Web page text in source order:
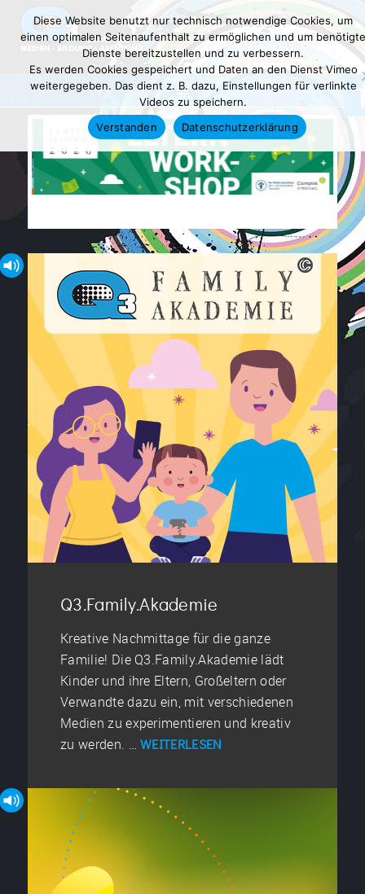
Q3.Family.Akademie
Kreative Nachmittage für die ganze
Familie! Die Q3.Family.Akademie lädt
Kinder und ihre Eltern, Großeltern oder
Verwandte dazu ein, mit verschiedenen
Medien zu experimentieren und kreativ
zu werden. …WEITERLESEN
Diese Website benutzt nur technisch notwendige Cookies, um
einen optimalen Seitenaufenthalt zu ermöglichen und um benötigte
Dienste bereitzustellen und zu verbessern.
Es werden Cookies gespeichert und Daten an den Dienst Vimeo
weitergegeben. Das dient z. B. dazu, Einstellungen für verlinkte
Videos zu speichern.
Verstanden
Datenschutzerklärung